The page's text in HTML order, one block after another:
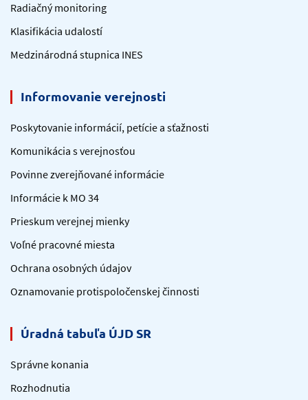
Radiačný monitoring
Klasifikácia udalostí
Medzinárodná stupnica INES
Informovanie verejnosti
Poskytovanie informácií, petície a sťažnosti
Komunikácia s verejnosťou
Povinne zverejňované informácie
Informácie k MO 34
Prieskum verejnej mienky
Voľné pracovné miesta
Ochrana osobných údajov
Oznamovanie protispoločenskej činnosti
Úradná tabuľa ÚJD SR
Správne konania
Rozhodnutia